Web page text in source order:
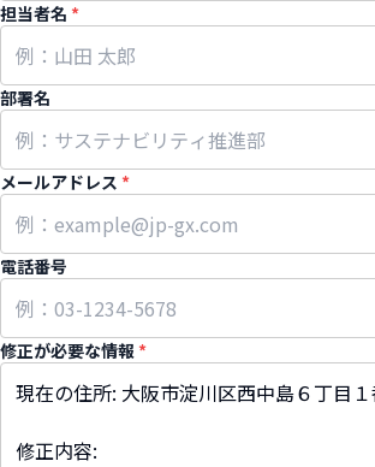
担当者名 *
部署名
メールアドレス *
電話番号
修正が必要な情報 *